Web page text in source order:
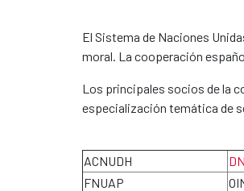
El Sistema de Naciones
moral. La cooperación
Los principales socios de la
especialización temática de
ACNUDH
FNUAP